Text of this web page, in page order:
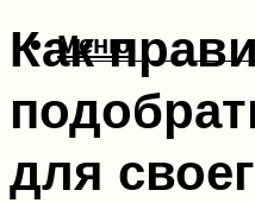
Меню
Как
для